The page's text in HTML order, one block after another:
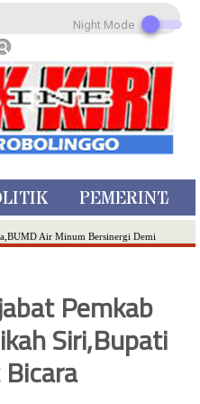
Air Minum Bersinergi Demi
Buron
Kota Batu Kembangkan Program Inovasi
JODA, Usung Filosofi Gelar Sehelai
Pemkab
Siri,Bupati
Night Mode